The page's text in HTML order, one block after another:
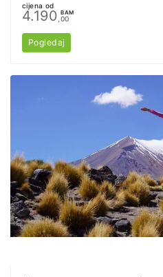
cijena od
4.190 BAM
,00
Pogledaj